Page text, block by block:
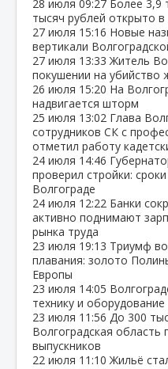
28 июля 09:27 Более 3,9
тысяч рублей открыто
27 июля 15:16 Новые
вертикали
27 июля 13:33 Житель
покушении на
26 июля 15:20 На
надвигается шторм
25 июля 13:02 Глава
сотрудников СК с
отметил работу
24 июля 14:46
проверил стройки:
Волгограде
24 июля 12:22 Банки
активно поднимают
рынка труда
23 июля 19:13 Триумф
плавания: золото
Европы
23 июля 14:05
технику и
23 июля 11:56 До 300
Волгоградская
выпускников
22 июля 11:10 Жильё